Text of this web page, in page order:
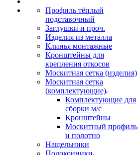
Профиль тёплый
подставочный
Заглушки и проч.
Изделия из металла
Клинья монтажные
Кронштейны для
крепления откосов
Москитная сетка (изделия)
Москитная сетка
(комплектующие)
Комплектующие для
сборки м/с
Кронштейны
Москитный профиль
и полотно
Нащельники
Подоконники